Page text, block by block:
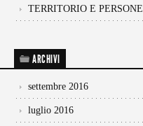
TERRITORIO E PERSONE
ARCHIVI
settembre 2016
luglio 2016